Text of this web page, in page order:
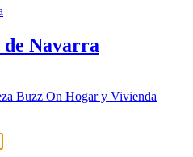
Buzz On Hogar y Vivienda